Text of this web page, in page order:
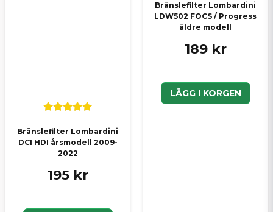
Bränslefilter Lombardini
DCI HDI årsmodell 2009-
2022
195 kr
Bränslefilter Lombardini
LDW502 FOCS / Progress
äldre modell
189 kr
LÄGG I KORGEN